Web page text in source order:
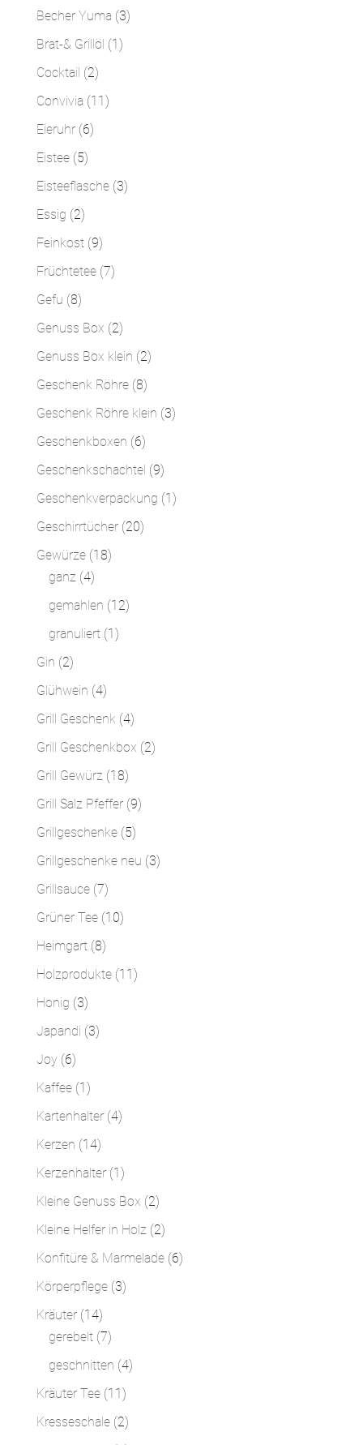
Produkte
Becher Yuma 33
Brat-& Grillöl 1 1
Cocktail 22
Produkte
Convivia 11 11
Eieruhr 66
Eistee 55
Produkte
Eisteeflasche 33
Essig 22
Produkte
Feinkost 99
Produkte
Früchtetee 77
Gefu 88
Produkte
Genuss Box 22
Produkte
Genuss Box klein 22
Geschenk Röhre 88
Produkte
Geschenk Röhre klein 33
Geschenkboxen 66
Produkte
Geschenkschachtel 99
Produkte
Geschenkverpackung 1 1
Geschirrtücher 2020
Gewürze 1818
ganz 44
Produkte
gemahlen 1212
granuliert 1 1
Gin 22
Produkte
Glühwein 44
Produkte
Grill Geschenk 44
Produkte
Grill Geschenkbox 22
Grill Gewürz 1818
Produkte
Grill Salz Pfeffer 99
Grillgeschenke 55
Produkte
Grillgeschenke neu 33
Grillsauce 77
Produkte
Grüner Tee 1010
Heimgart 88
Produkte
Holzprodukte 11 11
Honig 33
Produkte
Japandi 33
Joy 66
Produkte
Kaffee 1 1
Produkt
Kartenhalter 44
Kerzen 1414
Produkte
Kerzenhalter 1 1
Produkt
Kleine Genuss Box 22
Produkte
Kleine Helfer in Holz 22
Produkte
Konfitüre & Marmelade 66
Körperpflege 33
Kräuter 1414
Produkte
gerebelt 77
Produkte
geschnitten 44
Kräuter Tee 11 11
Produkte
Kresseschale 22